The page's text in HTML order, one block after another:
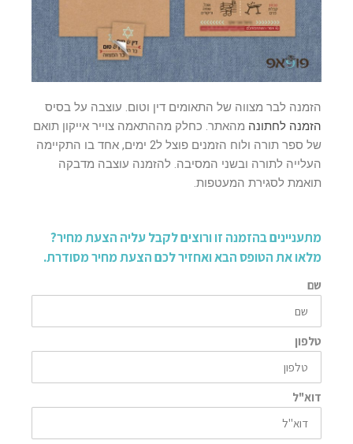
הזמנה לבר מצווה של התאומים דין וטום. עוצבה על בסיס
הזמנה לחתונה מהאתר. כחלק מההתאמה צוייר אייקון תואם
של ספר תורה ולוח הזמנים פוצל ל2 ימים, אחד בו התקיימה
העלייה לתורה ובשני המסיבה. להזמנה עוצבה מדבקה
תואמת לסגירת המעטפות.
מתעניינים בהזמנה זו ורוצים לקבל עליה הצעת מחיר?
מלאו את הטופס הבא ואחזיר לכם הצעת מחיר מסודרת.
שם
טלפון
דוא"ל